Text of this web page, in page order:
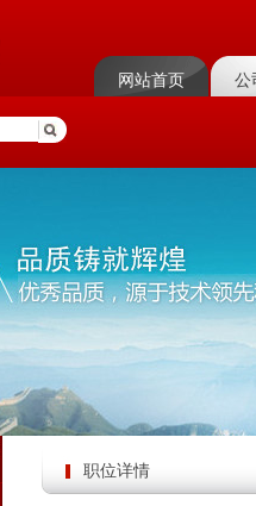
网站首页 公
职位详情